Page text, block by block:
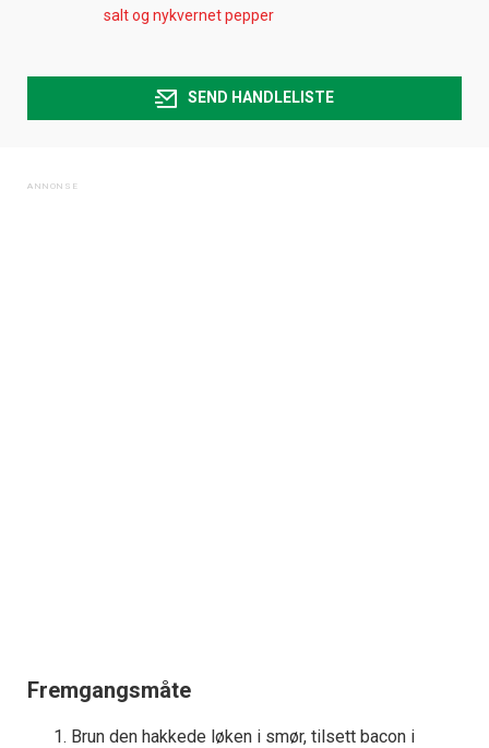
salt og nykvernet pepper
SEND HANDLELISTE
Fremgangsmåte
Brun den hakkede løken i smør, tilsett bacon i